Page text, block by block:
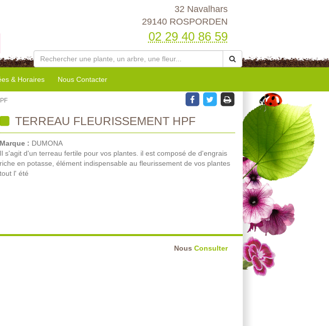
32 Navalhars
29140 ROSPORDEN
02 29 40 86 59
& Horaires Nous Contacter
TERREAU FLEURISSEMENT HPF
Marque : DUMONA
Il s'agit d'un terreau fertile pour vos plantes. il est composé de d'engrais
riche en potasse, élément indispensable au fleurissement de vos plantes
tout l' été
Nous Consulter